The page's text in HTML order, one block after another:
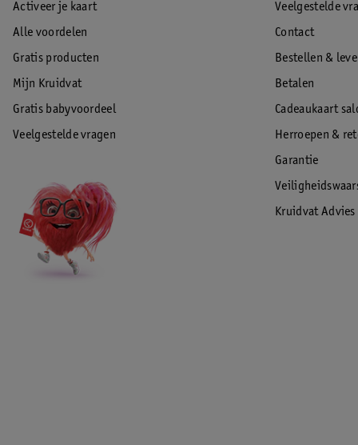
Activeer je kaart
Alle voordelen
Gratis producten
Mijn Kruidvat
Gratis babyvoordeel
Veelgestelde vragen
Veelgestelde
Contact
Bestellen &
Betalen
Cadeaukaart
Herroepen &
Garantie
Kruidvat Advies